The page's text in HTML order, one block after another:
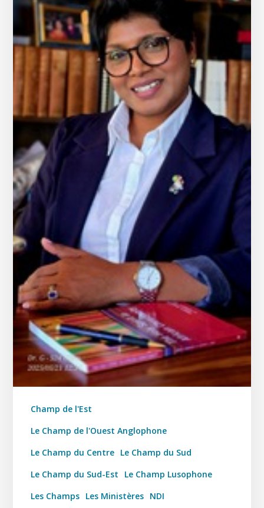
Champ de l'Est
Le Champ de l'Ouest Anglophone
Le Champ du Centre Le Champ du Sud
Le Champ du Sud-Est
Le Champ Lusophone
Les Champs Les Ministères NDI